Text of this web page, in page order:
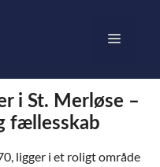
Menu
i St. Merløse –
fællesskab
ligger i et roligt område